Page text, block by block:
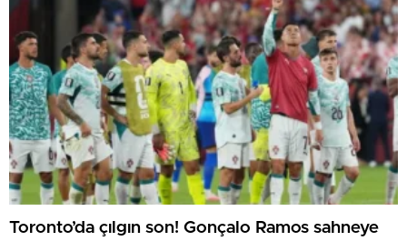
Toronto’da çılgın son! Gonçalo Ramos sahneye